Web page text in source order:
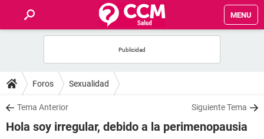
MENU
FOROS
SALUD
Foros Sexualidad
Tema Anterior Siguiente Tema
Hola soy irregular, debido a la perimenopausia